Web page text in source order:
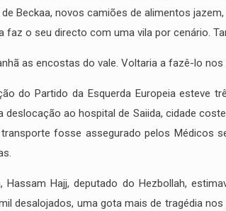
Beckaa, novos camiões de alimentos
faz o seu directo com uma vila por cenário.
as encostas do vale. Voltaria a fazê-lo nos
do Partido da Esquerda Europeia esteve
deslocação ao hospital de Saiida, cidade
fosse assegurado pelos Médicos
Hassam Hajj, deputado do Hezbollah,
desalojados, uma gota mais de tragédia